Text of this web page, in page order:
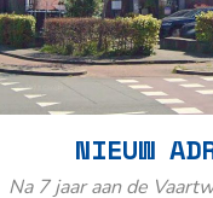
NIEUW
Na 7 jaar aan de